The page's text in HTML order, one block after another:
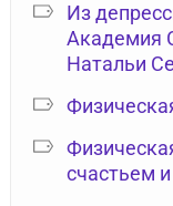
Из
Академия
Натальи
счастьем